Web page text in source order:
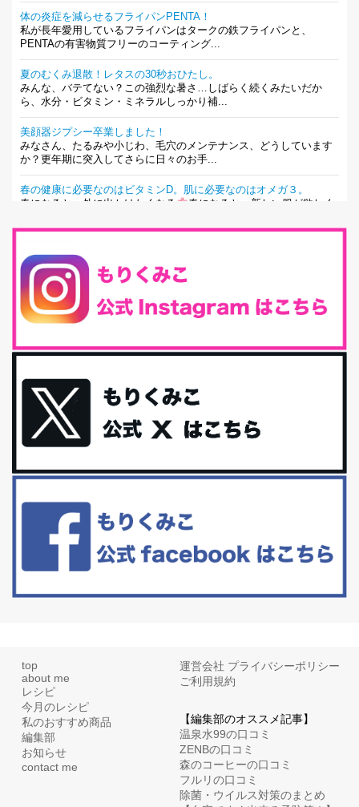
体の炎症を減らせるフライパンPENTA！
私が長年愛用しているフライパンはタークの鉄フライパンと、
PENTAの有害物質フリーのコーティング...
夏のむくみ退散！レタスの30秒おひたし。
みんな、バテてない？この強烈な暑さ…しばらく続くみたいだか
ら、水分・ビタミン・ミネラルしっかり補...
美顔器ジプシー卒業しました！
みなさん、たるみや小じわ、毛穴のメンテナンス、どうしています
か？更年期に突入してさらに日々のお手...
春の健康に必要なのはビタミンD。肌に必要なのはオメガ３。
春になると、外に出かけたくなる
春になると、新しい服が欲しく
最近、グラノーラ迷子になっていた私です。が、と〜〜〜っても美
味しくて栄養たっぷりのグラノーラを発...
腸活は「食事」だけだと思っていませんか？私の腸活完全版！
腸内環境を整えることは、健康維持の中でいっちばん大事！だと私
最近お風呂上がりの炭酸水をシリカシリカにしているんだけど確か
に髪と爪が丈夫になった気がする。炭酸...
体に優しい、私のふるさと納税５選。
今回は、最近毎回定期的に購入している「楽天ふるさと納税」の返
礼品トップ５を紹介します。今までいろ...
更年期を穏やかに乗りきるために今できる５つのこと。
といった更年期症状はまだ...
top
about me
レシピ
今月のレシピ
私のおすすめ商品
編集部
お知らせ
contact me
運営会社 プライバシーポリシー
ご利用規約
【編集部のオススメ記事】
温泉水99の口コミ
ZENBの口コミ
森のコーヒーの口コミ
フルリの口コミ
除菌・ウイルス対策のまとめ